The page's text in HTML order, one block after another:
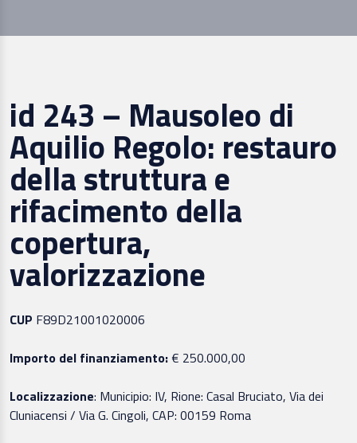
id 243 – Mausoleo di
Aquilio Regolo: restauro
della struttura e
rifacimento della
copertura,
valorizzazione
CUP F89D21001020006
Importo del finanziamento:€ 250.000,00
Localizzazione: Municipio: IV, Rione: Casal Bruciato, Via dei
Cluniacensi / Via G. Cingoli, CAP: 00159 Roma